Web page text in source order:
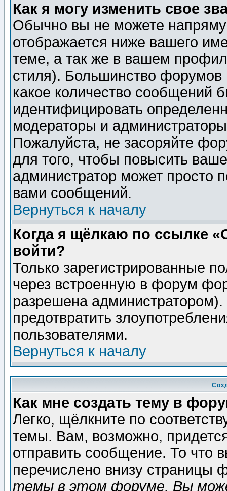
Как я могу изменить свое
Обычно вы не можете
отображается ниже вашего
теме, а так же в вашем
стиля). Большинство форумов
какое количество сообщений
идентифицировать
модераторы и
Пожалуйста, не засоряйте
для того, чтобы повысить
администратор может просто
вами сообщений.
Вернуться к началу
Когда я щёлкаю по ссылке
войти?
Только зарегистрированные
через встроенную в форум
разрешена
предотвратить
пользователями.
Вернуться к началу
Как мне создать тему в
Легко, щёлкните по
темы. Вам, возможно,
отправить сообщение. То что
перечислено внизу страницы
темы в этом форуме, Вы